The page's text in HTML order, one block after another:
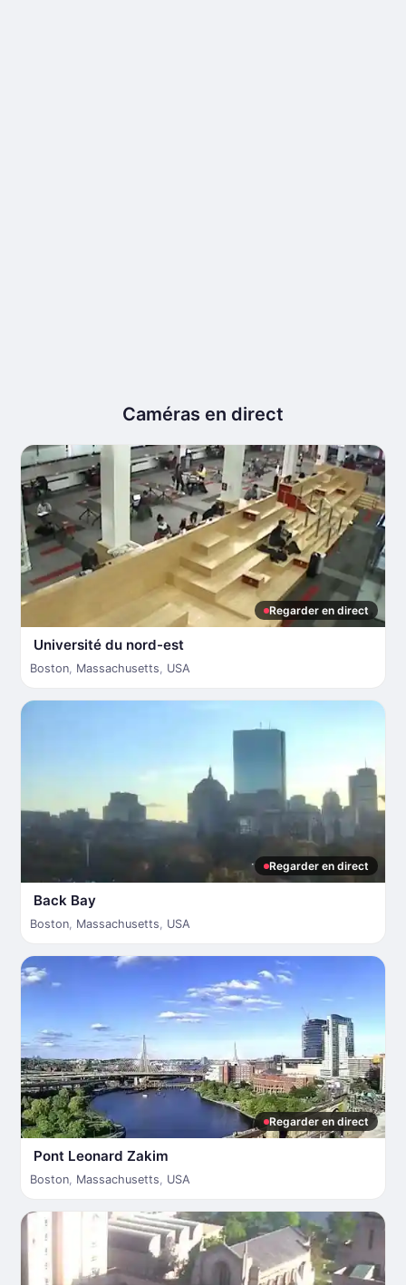
Caméras en direct
Regarder en direct
Université du nord-est
Boston, Massachusetts, USA
Regarder en direct
Back Bay
Boston, Massachusetts, USA
Regarder en direct
Pont Leonard Zakim
Boston, Massachusetts, USA